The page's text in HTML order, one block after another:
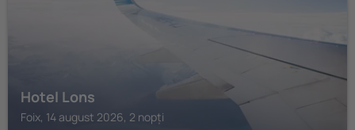
Hotel Lons
Foix, 14 august 2026, 2 nopți